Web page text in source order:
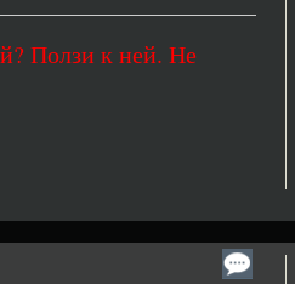
Ползи к ней. Не